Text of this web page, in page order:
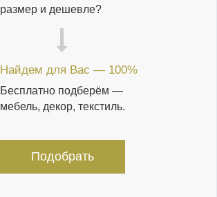
размер и дешевле?
Найдем для Вас — 100%
Бесплатно подберём —
мебель, декор, текстиль.
Подобрать